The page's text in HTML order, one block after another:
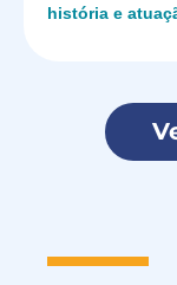
história e